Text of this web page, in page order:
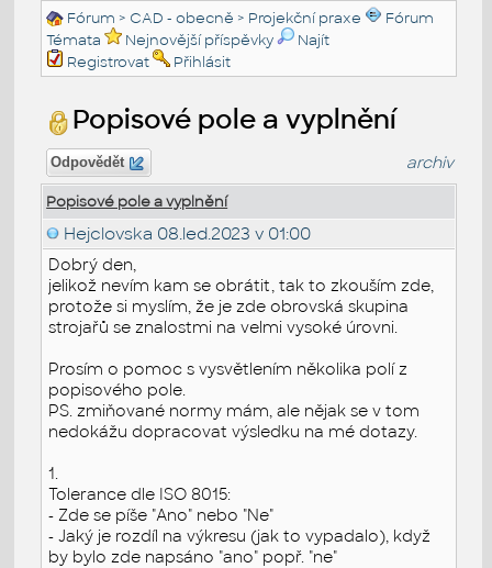
Fórum > CAD - obecně > Projekční praxe
Fórum
Témata
Nejnovější příspěvky
Najít
Registrovat
Přihlásit
Popisové pole a vyplnění
Odpovědět archiv
Popisové pole a vyplnění
Hejclovska 08.led.2023 v 01:00
Dobrý den,
jelikož nevím kam se obrátit, tak to zkouším zde,
protože si myslím, že je zde obrovská skupina
strojařů se znalostmi na velmi vysoké úrovni.
Prosím o pomoc s vysvětlením několika polí z
popisového pole.
PS. zmiňované normy mám, ale nějak se v tom
nedokážu dopracovat výsledku na mé dotazy.
1.
Tolerance dle ISO 8015:
- Zde se píše "Ano" nebo "Ne"
- Jaký je rozdíl na výkresu (jak to vypadalo), když
by bylo zde napsáno "ano" popř. "ne"